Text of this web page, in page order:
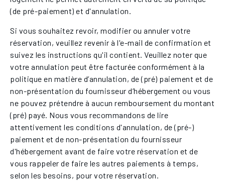
(de pré-paiement) et d'annulation.
Si vous souhaitez revoir, modifier ou annuler votre
réservation, veuillez revenir à l'e-mail de confirmation et
suivez les instructions qu'il contient. Veuillez noter que
votre annulation peut être facturée conformément à la
politique en matière d’annulation, de (pré) paiement et de
non-présentation du fournisseur d’hébergement ou vous
ne pouvez prétendre à aucun remboursement du montant
(pré) payé. Nous vous recommandons de lire
attentivement les conditions d'annulation, de (pré-)
paiement et de non-présentation du fournisseur
d'hébergement avant de faire votre réservation et de
vous rappeler de faire les autres paiements à temps,
selon les besoins, pour votre réservation.